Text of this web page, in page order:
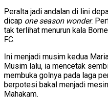
Peralta jadi andalan di lini
dicap one season wonder.
tak terlihat menurun kala
FC.
Ini menjadi musim kedua
Musim lalu, ia mencetak
membuka golnya pada laga
berpotesi bakal menjadi
Mahakam.